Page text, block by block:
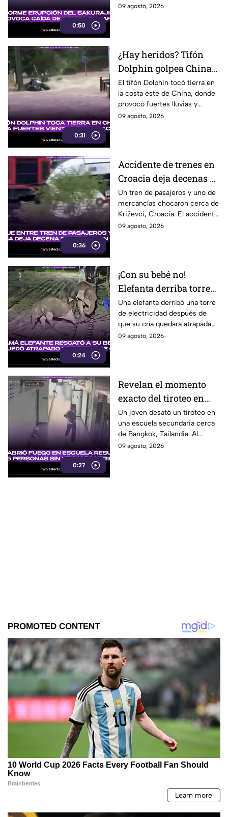
0:50
material volcánico a más de 2
09 agosto, 2026
0:31
¿Hay heridos? Tifón
Dolphin golpea China
con fuertes vientos y
lluvias
El tifón Dolphin tocó tierra en
la costa este de China, donde
provocó fuertes lluvias y
vientos, además de alertas por
09 agosto, 2026
0:36
Accidente de trenes en
Croacia deja decenas de
heridos; seis están
graves
Un tren de pasajeros y uno de
mercancías chocaron cerca de
Križevci, Croacia. El accidente
dejó entre 20 y 25 heridos,
09 agosto, 2026
0:24
¡Con su bebé no!
Elefanta derriba torre
eléctrica para rescatar
a su cría
Una elefanta derribó una torre
de electricidad después de
que su cría quedara atrapada
entre los cables, en un intento
09 agosto, 2026
0:27
Revelan el momento
exacto del tiroteo en
secundaria que dejó al
menos 8 muertos y 30
heridos
Un joven desató un tiroteo en
una escuela secundaria cerca
de Bangkok, Tailandia. Al
menos ocho personas
09 agosto, 2026